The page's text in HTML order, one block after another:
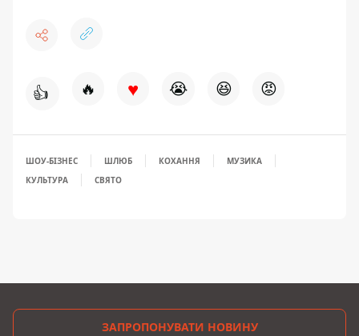
👍 🔥 ♥ 😭 😆 😡
ШОУ-БІЗНЕС ШЛЮБ КОХАННЯ
МУЗИКА
КУЛЬТУРА
СВЯТО
ЗАПРОПОНУВАТИ НОВИНУ